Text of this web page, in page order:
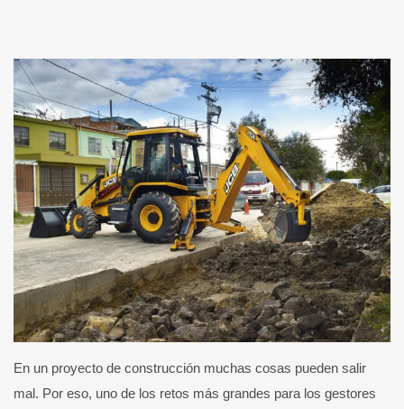
En un proyecto de construcción muchas cosas pueden salir
mal. Por eso, uno de los retos más grandes para los gestores